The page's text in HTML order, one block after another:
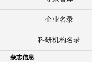
企业名录
科研机构名录
杂志信息